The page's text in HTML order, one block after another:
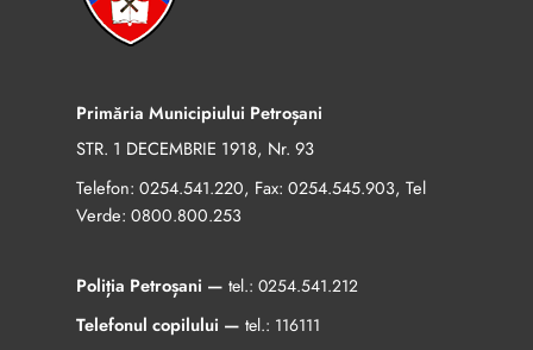
Primăria Municipiului Petroșani
STR. 1 DECEMBRIE 1918, Nr. 93
Telefon: 0254.541.220, Fax: 0254.545.903, Tel
Verde: 0800.800.253
Poliția Petroșani — tel.: 0254.541.212
Telefonul copilului — tel.: 116111